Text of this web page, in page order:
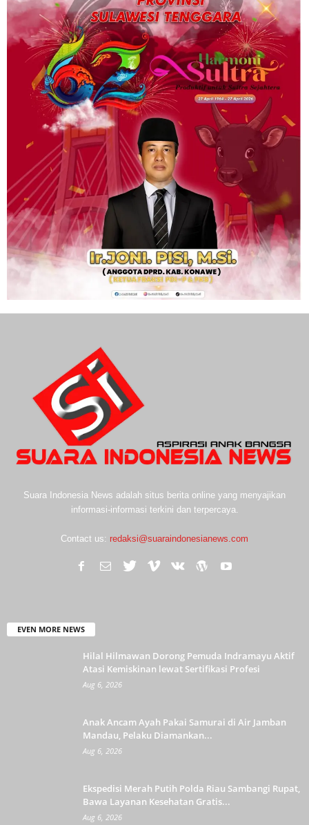
Suara Indonesia News adalah situs berita online yang menyajikan
informasi-informasi terkini dan terpercaya.
Contact us: redaksi@suaraindonesianews.com
EVEN MORE NEWS
Hilal Hilmawan Dorong Pemuda Indramayu Aktif
Atasi Kemiskinan lewat Sertifikasi Profesi
Aug 6, 2026
Anak Ancam Ayah Pakai Samurai di Air Jamban
Mandau, Pelaku Diamankan...
Aug 6, 2026
Ekspedisi Merah Putih Polda Riau Sambangi Rupat,
Bawa Layanan Kesehatan Gratis...
Aug 6, 2026